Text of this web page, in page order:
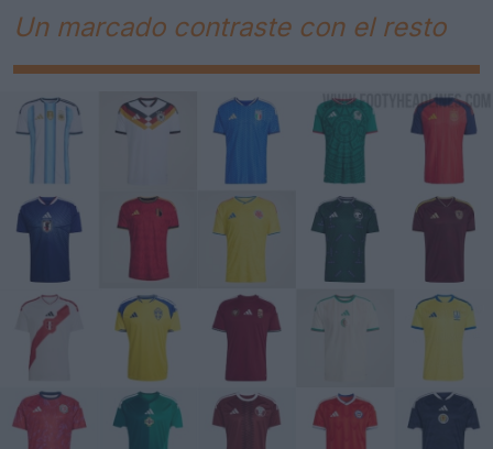
Un marcado contraste con el resto